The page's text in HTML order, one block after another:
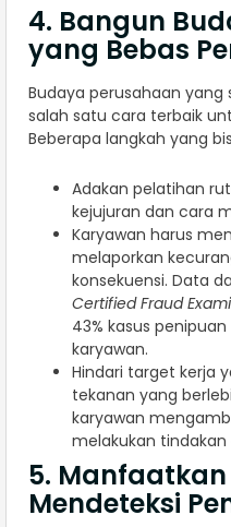
4. Bangun
yang Bebas
Budaya perusahaan
salah satu cara terbaik
Beberapa langkah yang
Adakan pelatihan
kejujuran dan cara
Karyawan harus
melaporkan
konsekuensi. Data
Certified Fraud
43% kasus
karyawan.
Hindari target kerja
tekanan yang
karyawan
melakukan tindakan
5.
Mendeteksi